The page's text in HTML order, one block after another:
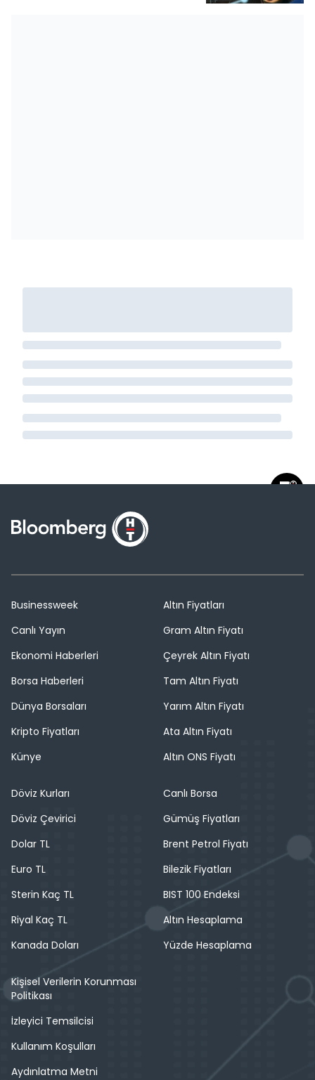
Businessweek
Canlı Yayın
Ekonomi Haberleri
Borsa Haberleri
Dünya Borsaları
Kripto Fiyatları
Künye
Altın Fiyatları
Gram Altın Fiyatı
Çeyrek Altın Fiyatı
Tam Altın Fiyatı
Yarım Altın Fiyatı
Ata Altın Fiyatı
Altın ONS Fiyatı
Döviz Kurları
Döviz Çevirici
Dolar TL
Euro TL
Sterin Kaç TL
Riyal Kaç TL
Kanada Doları
Canlı Borsa
Gümüş Fiyatları
Brent Petrol Fiyatı
Bilezik Fiyatları
BIST 100 Endeksi
Altın Hesaplama
Yüzde Hesaplama
Kişisel Verilerin Korunması
Politikası
İzleyici Temsilcisi
Kullanım Koşulları
Aydınlatma Metni